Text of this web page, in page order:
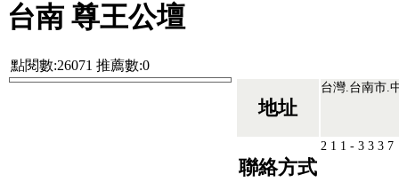
台南 尊王公壇
點閱數:26071 推薦數:0
地址
台灣.台南市.
聯絡方式
2 1 1 - 3 3 3